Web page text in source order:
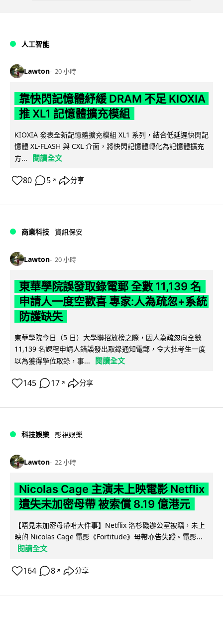
人工智能
Lawton 20 小時
靠快閃記憶體紓緩 DRAM 不足 KIOXIA
推 XL1 記憶體擴充模組
KIOXIA 發表全新記憶體擴充模組 XL1 系列，結合低延遲快閃記
憶體 XL-FLASH 與 CXL 介面，將快閃記憶體轉化為記憶體擴充
方...
閱讀全文
80 5 ↗ 分享
商業科技 資訊保安
Lawton 20 小時
東華學院誤發取錄電郵 全數 11,139 名
申請人一度空歡喜 專家:人為疏忽+系統
防護缺失
東華學院今日（5 日）大學聯招放榜之際，因人為疏忽向全數
11,139 名課程申請人錯誤發出取錄通知電郵，令大批考生一度
以為獲得學位取錄，事...
閱讀全文
145 17 ↗ 分享
科技娛樂 影視娛樂
Lawton 22 小時
Nicolas Cage 主演未上映電影 Netflix
遺失未加密母帶 被索償 8.19 億港元
【唔見未加密母帶咁大件事】Netflix 洛杉磯辦公室被竊，未上
映的 Nicolas Cage 電影《Fortitude》母帶亦告失蹤。電影...
閱讀全文
164 8 ↗ 分享